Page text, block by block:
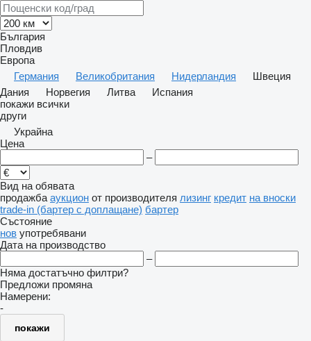
България
Пловдив
Европа
Германия
Великобритания Нидерландия
Швеция
Дания
Норвегия Литва
Испания
покажи всички
други
Украйна
Цена
–
Вид на обявата
продажба аукцион от производителя лизинг кредит на вноски
trade-in (бартер с доплащане) бартер
Състояние
нов употребявани
Дата на производство
–
Няма достатъчно филтри?
Предложи промяна
Намерени:
-
покажи